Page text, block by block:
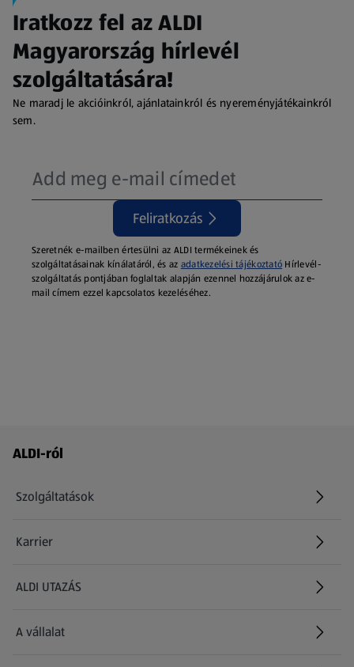
Iratkozz fel az ALDI
Magyarország hírlevél
szolgáltatására!
Ne maradj le akcióinkról, ajánlatainkról és nyereményjátékainkról
sem.
Feliratkozás
Szeretnék e-mailben értesülni az ALDI termékeinek és
szolgáltatásainak kínálatáról, és az adatkezelési tájékoztató Hírlevél-
szolgáltatás pontjában foglaltak alapján ezennel hozzájárulok az e-
mail címem ezzel kapcsolatos kezeléséhez.
Láblécmenü - további linkek
ALDI-ról
Szolgáltatások
Karrier
(új oldalon nyílik meg)
ALDI UTAZÁS
(új oldalon nyílik meg)
A vállalat